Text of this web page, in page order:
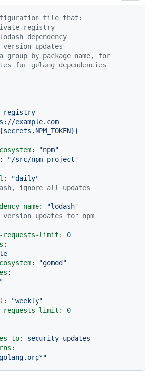
file that:
registry
dependency
updates
by package name, for
for golang dependencies
registry
example.com
"npm"
"/src/npm-project"
"daily"
ignore all updates
name:
"lodash"
version updates for npm
requests-limit:
0
"gomod"
"weekly"
requests-limit:
0
to:
security-updates